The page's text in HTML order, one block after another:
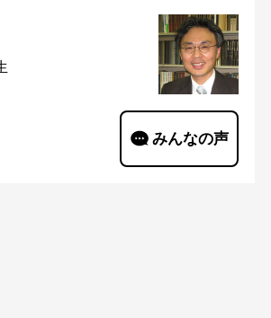
みんなの声